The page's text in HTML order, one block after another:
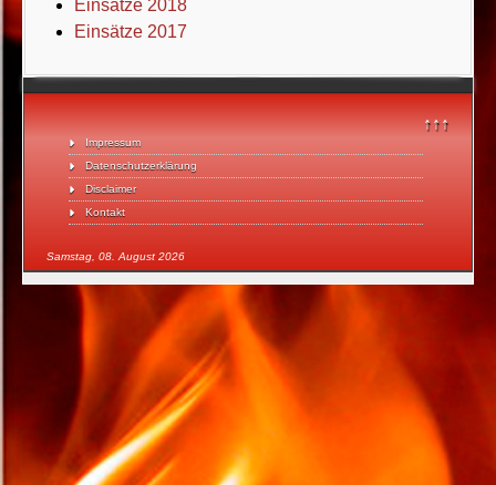
↑↑↑
Impressum
Datenschutzerklärung
Disclaimer
Kontakt
Samstag, 08. August 2026
Einsätze 2018
Einsätze 2017